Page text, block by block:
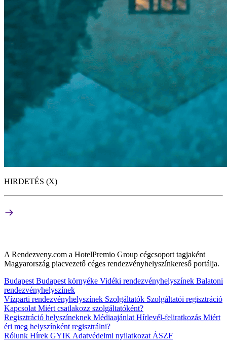
HIRDETÉS (X)
A Rendezveny.com a HotelPremio Group cégcsoport tagjaként
Magyarország piacvezető céges rendezvényhelyszínkereső portálja.
Budapest Budapest környéke Vidéki rendezvényhelyszínek Balatoni
rendezvényhelyszínek
Vízparti rendezvényhelyszínek Szolgáltatók Szolgáltatói regisztráció
Kapcsolat Miért csatlakozz szolgáltatóként?
Regisztráció helyszíneknek Médiaajánlat Hírlevél-feliratkozás Miért
éri meg helyszínként regisztrálni?
Rólunk Hírek GYIK Adatvédelmi nyilatkozat ÁSZF